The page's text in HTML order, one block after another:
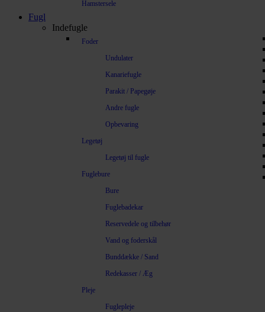
Hamstersele
Fugl
Indefugle
Foder
Undulater
Kanariefugle
Parakit / Papegøje
Andre fugle
Opbevaring
Legetøj
Legetøj til fugle
Fuglebure
Bure
Fuglebadekar
Reservedele og tilbehør
Vand og foderskål
Bunddække / Sand
Redekasser / Æg
Pleje
Fuglepleje